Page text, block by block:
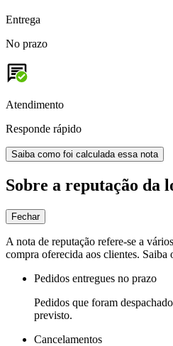
Entrega
No prazo
Atendimento
Responde rápido
Saiba como foi calculada essa nota
Sobre a reputação da
Fechar
A nota de reputação refere-se a
compra oferecida aos clientes. Saiba
Pedidos entregues no prazo
Pedidos que foram
previsto.
Cancelamentos